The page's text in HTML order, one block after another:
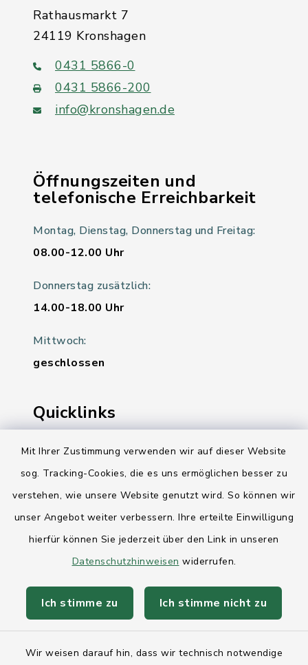
Mit Ihrer Zustimmung verwenden wir auf dieser Website
sog. Tracking-Cookies, die es uns ermöglichen besser zu
verstehen, wie unsere Website genutzt wird. So können wir
unser Angebot weiter verbessern. Ihre erteilte Einwilligung
hierfür können Sie jederzeit über den Link in unseren
Datenschutzhinweisen widerrufen.
Ich stimme zu Ich stimme nicht zu
Wir weisen darauf hin, dass wir technisch notwendige
Rathausmarkt 7
24119 Kronshagen
0431 5866-0
0431 5866-200
info@kronshagen.de
Öffnungszeiten und
telefonische Erreichbarkeit
Montag, Dienstag, Donnerstag und Freitag:
08.00-12.00 Uhr
Donnerstag zusätzlich:
14.00-18.00 Uhr
Mittwoch:
geschlossen
Quicklinks
Ihre Behördennummer 115
Landesregierung Schleswig-Holstein
AktivRegion Mittelholstein